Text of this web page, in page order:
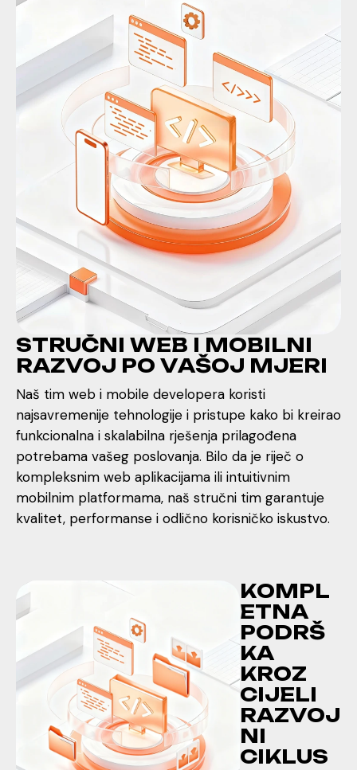
STRUČNI WEB I MOBILNI
RAZVOJ PO VAŠOJ MJERI
Naš tim web i mobile developera koristi
najsavremenije tehnologije i pristupe kako bi kreirao
funkcionalna i skalabilna rješenja prilagođena
potrebama vašeg poslovanja. Bilo da je riječ o
kompleksnim web aplikacijama ili intuitivnim
mobilnim platformama, naš stručni tim garantuje
kvalitet, performanse i odlično korisničko iskustvo.
KOMPL
ETNA
PODRŠ
KA
KROZ
CIJELI
RAZVOJ
NI
CIKLUS